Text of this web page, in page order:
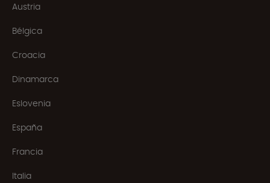
Austria
Bélgica
Croacia
Dinamarca
Eslovenia
España
Francia
Italia